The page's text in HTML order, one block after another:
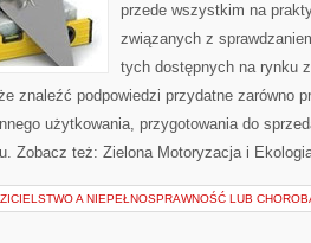
przede wszystkim na
związanych z
tych dostępnych na rynku
znaleźć podpowiedzi przydatne zarówno
użytkowania, przygotowania do
Zobacz też: Zielona Motoryzacja i
A NIEPEŁNOSPRAWNOŚĆ LUB